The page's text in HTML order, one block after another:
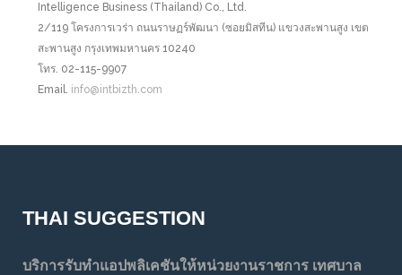
Intelligence Business (Thailand) Co., Ltd.
2/119 โครงการเวร่า ถนนราษฏร์พัฒนา (ซอยมิสทีน) แขวงสะพานสูง เขต
สะพานสูง กรุงเทพมหานคร 10240
โทร. 02-115-9907
Email. info@intbizth.com
THAI SUGGESTION
บริการรับทำแอปพลิเคชันให้หน่วยงานราชการ เทศบาล